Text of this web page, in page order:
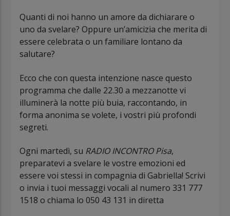
Quanti di noi hanno un amore da dichiarare o
uno da svelare? Oppure un’amicizia che merita di
essere celebrata o un familiare lontano da
salutare?
Ecco che con questa intenzione nasce questo
programma che dalle 22.30 a mezzanotte vi
illuminerà la notte più buia, raccontando, in
forma anonima se volete, i vostri più profondi
segreti.
Ogni martedì, su RADIO INCONTRO Pisa,
preparatevi a svelare le vostre emozioni ed
essere voi stessi in compagnia di Gabriella! Scrivi
o invia i tuoi messaggi vocali al numero 331 777
1518 o chiama lo 050 43 131 in diretta